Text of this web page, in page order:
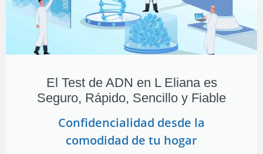
El Test de ADN en L Eliana es
Seguro, Rápido, Sencillo y Fiable
Confidencialidad desde la
comodidad de tu hogar